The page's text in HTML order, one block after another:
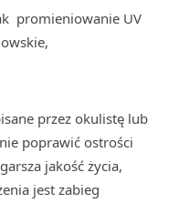
promieniowanie UV
przez okulistę lub
poprawić ostrości
jakość życia,
jest zabieg